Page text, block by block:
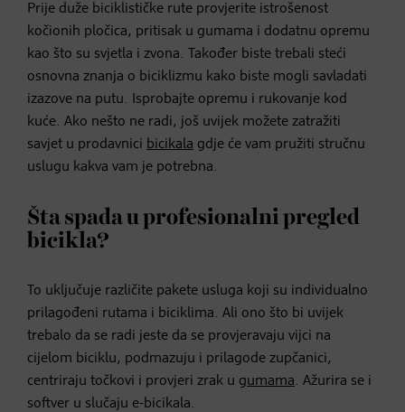
Prije duže biciklističke rute provjerite istrošenost
kočionih pločica, pritisak u gumama i dodatnu opremu
kao što su svjetla i zvona. Također biste trebali steći
osnovna znanja o biciklizmu kako biste mogli savladati
izazove na putu. Isprobajte opremu i rukovanje kod
kuće. Ako nešto ne radi, još uvijek možete zatražiti
savjet u prodavnici bicikala gdje će vam pružiti stručnu
uslugu kakva vam je potrebna.
Šta spada u profesionalni pregled
bicikla?
To uključuje različite pakete usluga koji su individualno
prilagođeni rutama i biciklima. Ali ono što bi uvijek
trebalo da se radi jeste da se provjeravaju vijci na
cijelom biciklu, podmazuju i prilagode zupčanici,
centriraju točkovi i provjeri zrak u gumama. Ažurira se i
softver u slučaju e-bicikala.